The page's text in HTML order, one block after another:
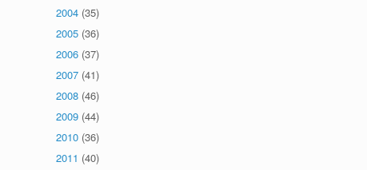
2004 (35)
2005 (36)
2006 (37)
2007 (41)
2008 (46)
2009 (44)
2010 (36)
2011 (40)